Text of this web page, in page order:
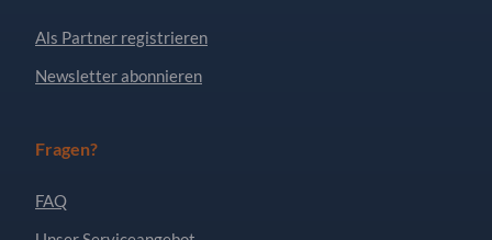
Als Partner registrieren
Newsletter abonnieren
Fragen?
FAQ